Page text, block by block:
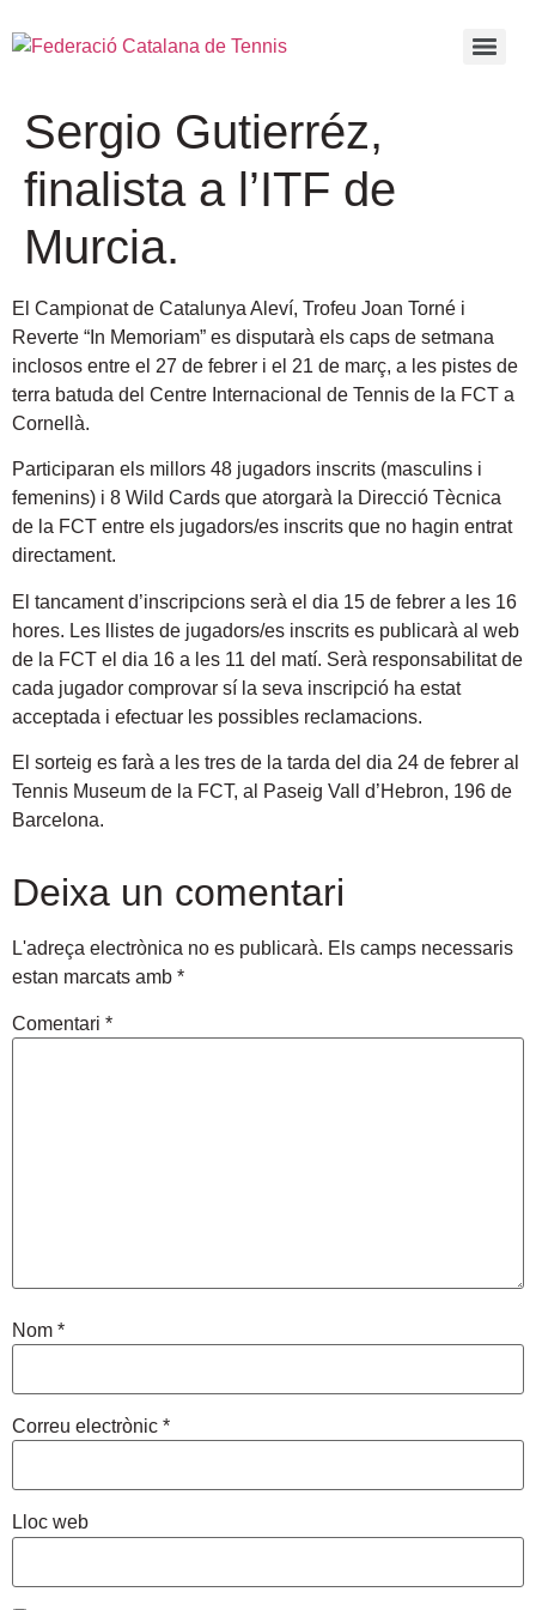
Sergio Gutierréz,
finalista a l’ITF de
Murcia.
El Campionat de Catalunya Aleví, Trofeu Joan Torné i
Reverte “In Memoriam” es disputarà els caps de setmana
inclosos entre el 27 de febrer i el 21 de març, a les pistes de
terra batuda del Centre Internacional de Tennis de la FCT a
Cornellà.
Participaran els millors 48 jugadors inscrits (masculins i
femenins) i 8 Wild Cards que atorgarà la Direcció Tècnica
de la FCT entre els jugadors/es inscrits que no hagin entrat
directament.
El tancament d’inscripcions serà el dia 15 de febrer a les 16
hores. Les llistes de jugadors/es inscrits es publicarà al web
de la FCT el dia 16 a les 11 del matí. Serà responsabilitat de
cada jugador comprovar sí la seva inscripció ha estat
acceptada i efectuar les possibles reclamacions.
El sorteig es farà a les tres de la tarda del dia 24 de febrer al
Tennis Museum de la FCT, al Paseig Vall d’Hebron, 196 de
Barcelona.
Deixa un comentari
L'adreça electrònica no es publicarà. Els camps necessaris
estan marcats amb *
Comentari *
Nom *
Correu electrònic *
Lloc web